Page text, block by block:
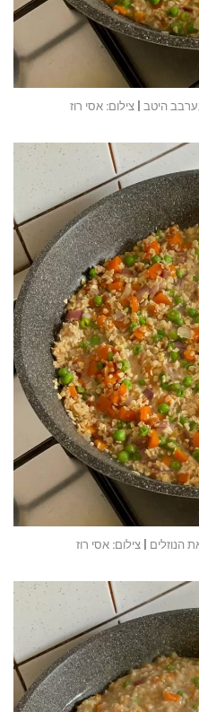
היטב | צילום: אסי רוז
הנוזלים | צילום: אסי רוז